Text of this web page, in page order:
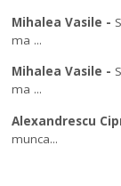
Mihalea Vasile -
ma ...
Mihalea Vasile -
ma ...
Alexandrescu
munca...